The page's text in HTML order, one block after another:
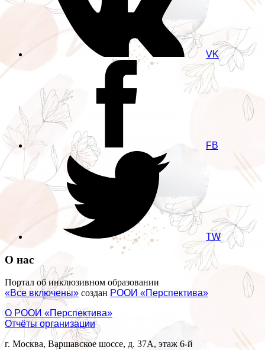
VK
FB
TW
О нас
Портал об инклюзивном образовании
«Все включены» создан РООИ «Перспектива»
О РООИ «Перспектива»
Отчёты организации
г. Москва, Варшавское шоссе, д. 37А, этаж 6-й